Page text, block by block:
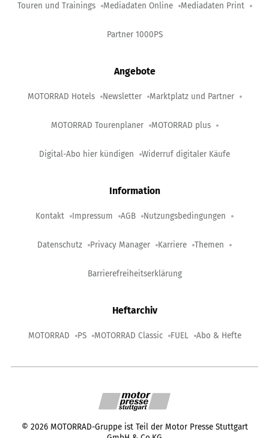
Touren und Trainings Mediadaten Online Mediadaten Print
Partner 1000PS
Angebote
MOTORRAD Hotels Newsletter Marktplatz und Partner
MOTORRAD Tourenplaner MOTORRAD plus
Digital-Abo hier kündigen Widerruf digitaler Käufe
Information
Kontakt Impressum AGB Nutzungsbedingungen
Datenschutz Privacy Manager Karriere Themen
Barrierefreiheitserklärung
Heftarchiv
MOTORRAD PS MOTORRAD Classic FUEL Abo & Hefte
© 2026 MOTORRAD-Gruppe ist Teil der Motor Presse Stuttgart